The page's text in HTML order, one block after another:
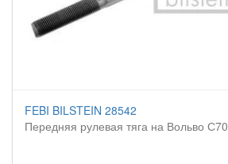
FEBI BILSTEIN 28542
Передняя рулевая тяга на Вольво С70